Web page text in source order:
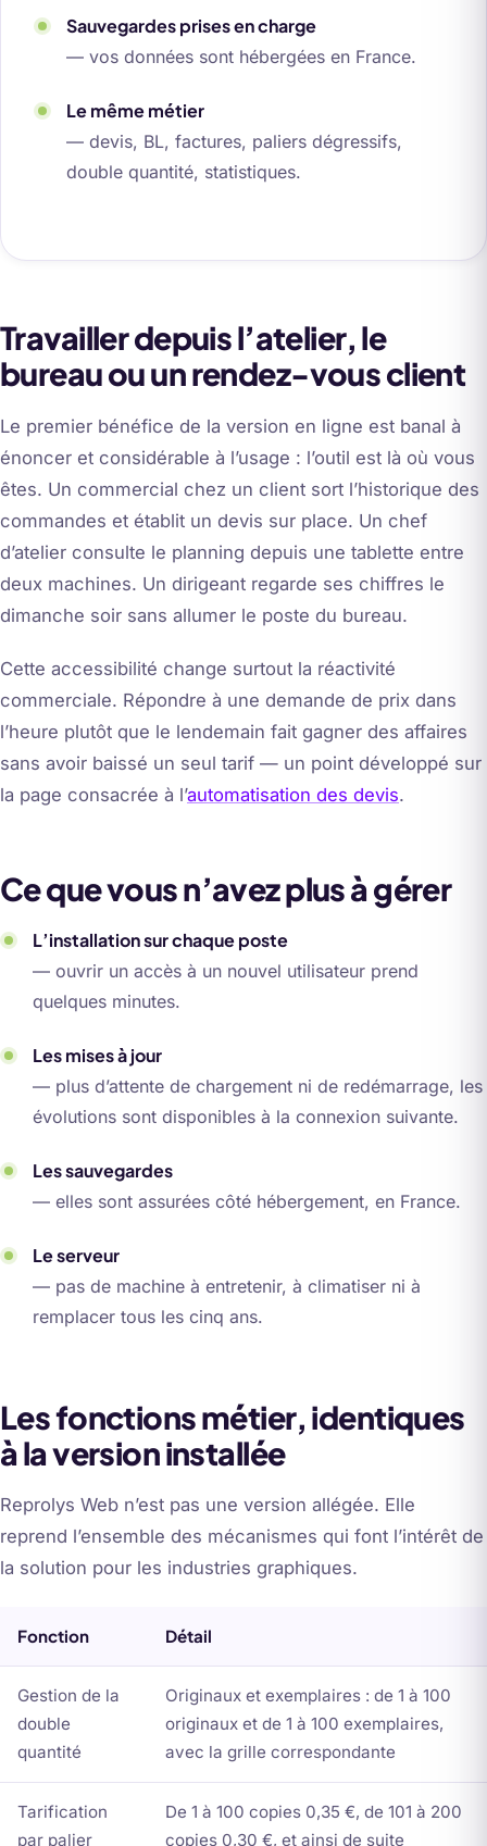
Sauvegardes prises en charge
— vos données sont hébergées en France.
Le même métier
— devis, BL, factures, paliers dégressifs,
double quantité, statistiques.
Travailler depuis l’atelier, le
bureau ou un rendez-vous client
Le premier bénéfice de la version en ligne est banal à
énoncer et considérable à l’usage : l’outil est là où vous
êtes. Un commercial chez un client sort l’historique des
commandes et établit un devis sur place. Un chef
d’atelier consulte le planning depuis une tablette entre
deux machines. Un dirigeant regarde ses chiffres le
dimanche soir sans allumer le poste du bureau.
Cette accessibilité change surtout la réactivité
commerciale. Répondre à une demande de prix dans
l’heure plutôt que le lendemain fait gagner des affaires
sans avoir baissé un seul tarif — un point développé sur
la page consacrée à l’automatisation des devis.
Ce que vous n’avez plus à gérer
L’installation sur chaque poste
— ouvrir un accès à un nouvel utilisateur prend
quelques minutes.
Les mises à jour
— plus d’attente de chargement ni de redémarrage, les
évolutions sont disponibles à la connexion suivante.
Les sauvegardes
— elles sont assurées côté hébergement, en France.
Le serveur
— pas de machine à entretenir, à climatiser ni à
remplacer tous les cinq ans.
Les fonctions métier, identiques
à la version installée
Reprolys Web n’est pas une version allégée. Elle
reprend l’ensemble des mécanismes qui font l’intérêt de
la solution pour les industries graphiques.
Fonction Détail
Gestion de la
double
quantité
Originaux et exemplaires : de 1 à 100
originaux et de 1 à 100 exemplaires,
avec la grille correspondante
Tarification
par palier
De 1 à 100 copies 0,35 €, de 101 à 200
copies 0,30 €, et ainsi de suite